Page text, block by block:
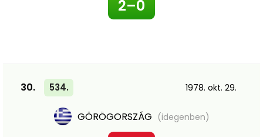
2–0
30. 534. 1978. okt. 29.
GÖRÖGORSZÁG (idegenben)